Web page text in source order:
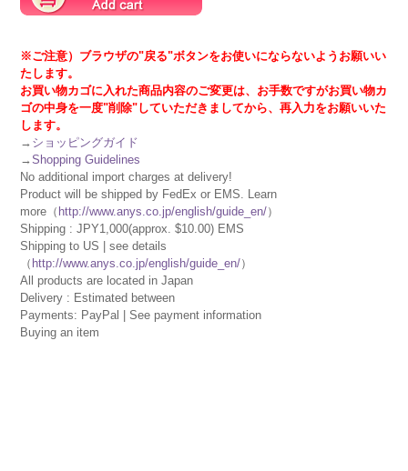
※ご注意）ブラウザの"戻る"ボタンをお使いにならないようお願いい
たします。
お買い物カゴに入れた商品内容のご変更は、お手数ですがお買い物カ
ゴの中身を一度"削除"していただきましてから、再入力をお願いいた
します。
→ ショッピングガイド
→Shopping Guidelines
No additional import charges at delivery!
Product will be shipped by FedEx or EMS. Learn
more（ http://www.anys.co.jp/english/guide_en/）
Shipping : JPY1,000(approx. $10.00) EMS
Shipping to US | see details
（ http://www.anys.co.jp/english/guide_en/）
All products are located in Japan
Delivery : Estimated between
Payments: PayPal | See payment information
Buying an item